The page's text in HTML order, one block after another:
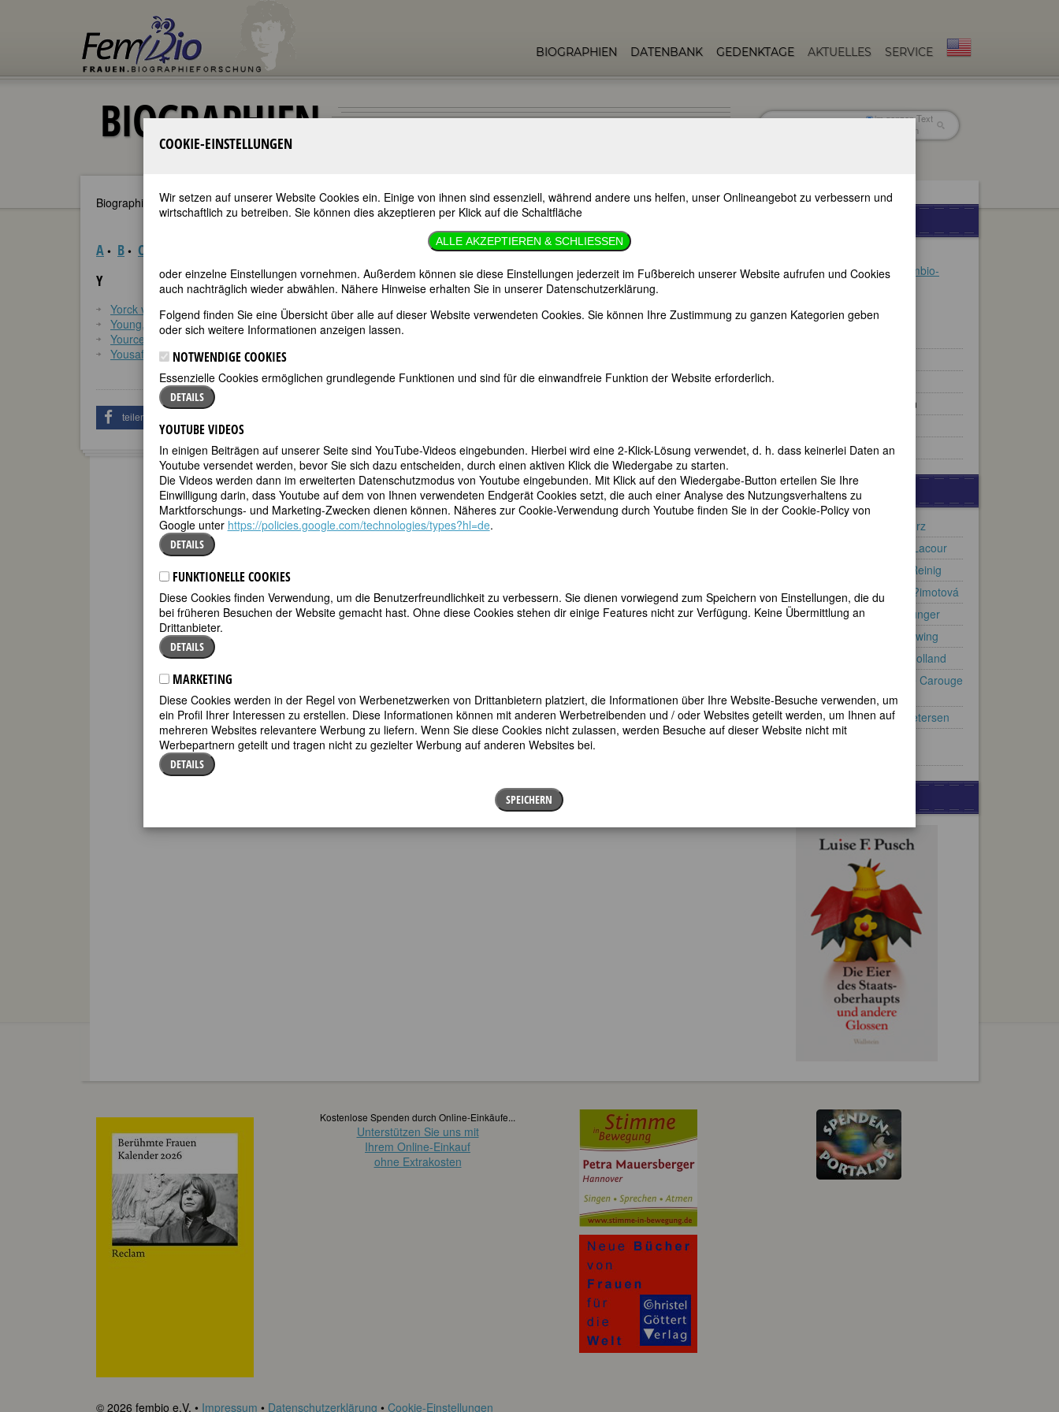
BIOGRAPHIEN DATENBANK GEDENKTAGE AKTUELLES SERVICE
BIOGRAPHIEN
im ganzen Text
nur in Titeln
Biographien sortiert nach Nachnamen
A • B • C Q• R• S• T• U• V• W• Y• Z
Y
Yorck von Wartenburg, Marion Gräfin
Young, Simone
Yourcenar, Marguerite
Yousafzai, Malala
teilen
Datensätze in derOnline-Fembio-
Darunter beispielsweise:
60 Nobelpreis-Trägerinnen
89 Hundefreundinnen
GEDENKTAGE
200. Geburtstag: Marie Kurz
100. Geburtstag: Simone Lacour
100. Geburtstag: Christa Reinig
100. Geburtstag: Adriena ?imotová
75. Geburtstag: Patricia Jünger
160. Geburtstag: Adele Lewing
140. Geburtstag: Inez Milholland
90. Geburtstag: Christa de Carouge
(eig. Furrer)
110. Todestag: Nielsine Petersen
40. Todestag: Simone Plé-
Kostenlose Spenden durch Online-Einkäufe...
Unterstützen Sie uns mit
Ihrem Online-Einkauf
ohne Extrakosten
© 2026 fembio e.V. • Impressum • Datenschutzerklärung • Cookie-Einstellungen
COOKIE-EINSTELLUNGEN
Wir setzen auf unserer Website Cookies ein. Einige von ihnen sind essenziell, während andere uns helfen, unser Onlineangebot zu verbessern und
wirtschaftlich zu betreiben. Sie können dies akzeptieren per Klick auf die Schaltfläche
ALLE AKZEPTIEREN & SCHLIESSEN
oder einzelne Einstellungen vornehmen. Außerdem können sie diese Einstellungen jederzeit im Fußbereich unserer Website aufrufen und Cookies
auch nachträglich wieder abwählen. Nähere Hinweise erhalten Sie in unserer Datenschutzerklärung.
Folgend finden Sie eine Übersicht über alle auf dieser Website verwendeten Cookies. Sie können Ihre Zustimmung zu ganzen Kategorien geben
oder sich weitere Informationen anzeigen lassen.
NOTWENDIGE COOKIES
Essenzielle Cookies ermöglichen grundlegende Funktionen und sind für die einwandfreie Funktion der Website erforderlich.
DETAILS
YOUTUBE VIDEOS
In einigen Beiträgen auf unserer Seite sind YouTube-Videos eingebunden. Hierbei wird eine 2-Klick-Lösung verwendet, d. h. dass keinerlei Daten an
Youtube versendet werden, bevor Sie sich dazu entscheiden, durch einen aktiven Klick die Wiedergabe zu starten.
Die Videos werden dann im erweiterten Datenschutzmodus von Youtube eingebunden. Mit Klick auf den Wiedergabe-Button erteilen Sie Ihre
Einwilligung darin, dass Youtube auf dem von Ihnen verwendeten Endgerät Cookies setzt, die auch einer Analyse des Nutzungsverhaltens zu
Marktforschungs- und Marketing-Zwecken dienen können. Näheres zur Cookie-Verwendung durch Youtube finden Sie in der Cookie-Policy von
Google unter https://policies.google.com/technologies/types?hl=de.
DETAILS
FUNKTIONELLE COOKIES
Diese Cookies finden Verwendung, um die Benutzerfreundlichkeit zu verbessern. Sie dienen vorwiegend zum Speichern von Einstellungen, die du
bei früheren Besuchen der Website gemacht hast. Ohne diese Cookies stehen dir einige Features nicht zur Verfügung. Keine Übermittlung an
Drittanbieter.
DETAILS
MARKETING
Diese Cookies werden in der Regel von Werbenetzwerken von Drittanbietern platziert, die Informationen über Ihre Website-Besuche verwenden, um
ein Profil Ihrer Interessen zu erstellen. Diese Informationen können mit anderen Werbetreibenden und / oder Websites geteilt werden, um Ihnen auf
mehreren Websites relevantere Werbung zu liefern. Wenn Sie diese Cookies nicht zulassen, werden Besuche auf dieser Website nicht mit
Werbepartnern geteilt und tragen nicht zu gezielter Werbung auf anderen Websites bei.
DETAILS
SPEICHERN